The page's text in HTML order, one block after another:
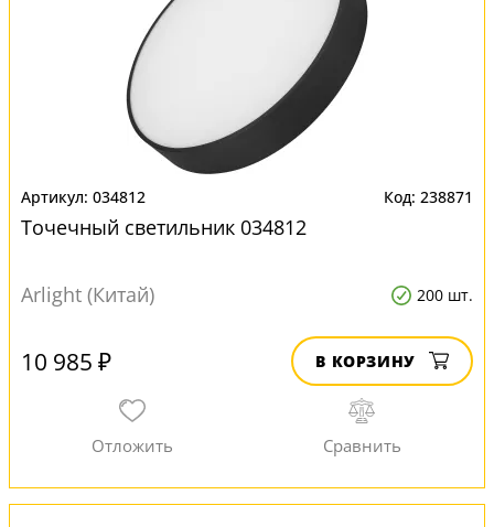
034812 238871
Точечный светильник 034812
Arlight (Китай) 200 шт.
10 985 ₽ В КОРЗИНУ